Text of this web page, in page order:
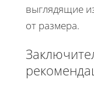
выглядящие
от размера.